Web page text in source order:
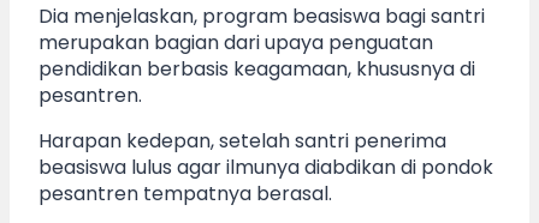
Dia menjelaskan, program beasiswa bagi santri
merupakan bagian dari upaya penguatan
pendidikan berbasis keagamaan, khususnya di
pesantren.
Harapan kedepan, setelah santri penerima
beasiswa lulus agar ilmunya diabdikan di pondok
pesantren tempatnya berasal.